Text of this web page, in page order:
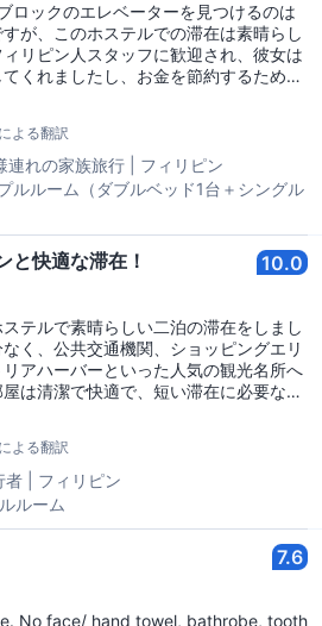
宿を探しているなら、このホステルは
ります。非常にお勧めです！😊👏
ロックのエレベーターを見つけるのは
が、このホステルでの滞在は素晴らし
リピン人スタッフに歓迎され、彼女は
くれましたし、お金を節約するための
してくれ、電車のシステムをナビゲー
予算が厳しいけれども、香港への長旅
された拠点を求めているなら、ここに
します！
よる翻訳
連れの家族旅行
フィリピン
ルルーム（ダブルベッド1台＋シングル
と快適な滞在！ 10.0
テルで素晴らしい二泊の滞在をしまし
く、公共交通機関、ショッピングエリ
アハーバーといった人気の観光名所へ
は清潔で快適で、短い滞在に必要なも
タッフはフレンドリーで親切で、街の
バイスを提供してくれました。予算に
ず、ホステルは清潔さと便利さにおい
港の中心部で手頃で快適な滞在を望む
間違いなくお勧めします。
よる翻訳
者
フィリピン
ルーム
7.6